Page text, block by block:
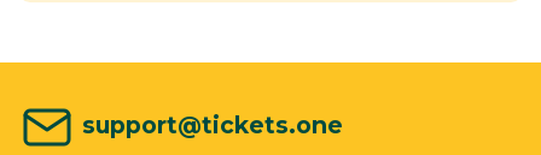
support@tickets.one